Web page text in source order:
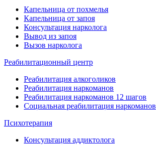
Капельница от похмелья
Капельница от запоя
Консультация нарколога
Вывод из запоя
Вызов нарколога
Реабилитационный центр
Реабилитация алкоголиков
Реабилитация наркоманов
Реабилитация наркоманов 12 шагов
Социальная реабилитация наркоманов
Психотерапия
Консультация аддиктолога